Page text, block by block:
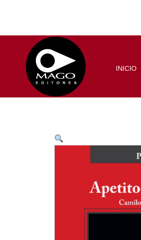
INICIO